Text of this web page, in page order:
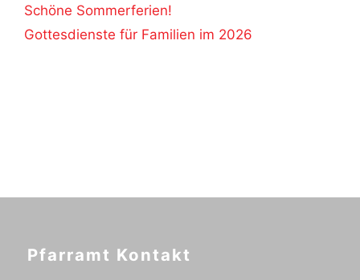
Schöne Sommerferien!
Gottesdienste für Familien im 2026
Pfarramt Kontakt